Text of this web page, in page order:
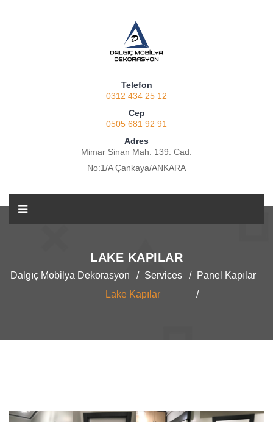
Telefon
0312 434 25 12
Cep
0505 681 92 91
Adres
Mimar Sinan Mah. 139. Cad.
No:1/A Çankaya/ANKARA
LAKE KAPILAR
Dalgıç Mobilya Dekorasyon Services
Panel Kapılar
Lake Kapılar